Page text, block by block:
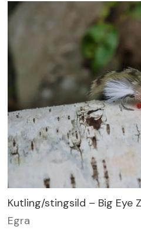
Kutling/stingsild – Big Eye
Egra